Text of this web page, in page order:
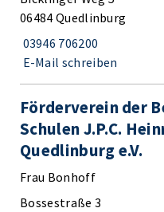
06484 Quedlinburg
03946 706200
E-Mail schreiben
Förderverein der
Schulen J.P.C.
Quedlinburg e.V.
Frau Bonhoff
Bossestraße 3